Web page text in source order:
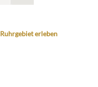
Ruhrgebiet erleben